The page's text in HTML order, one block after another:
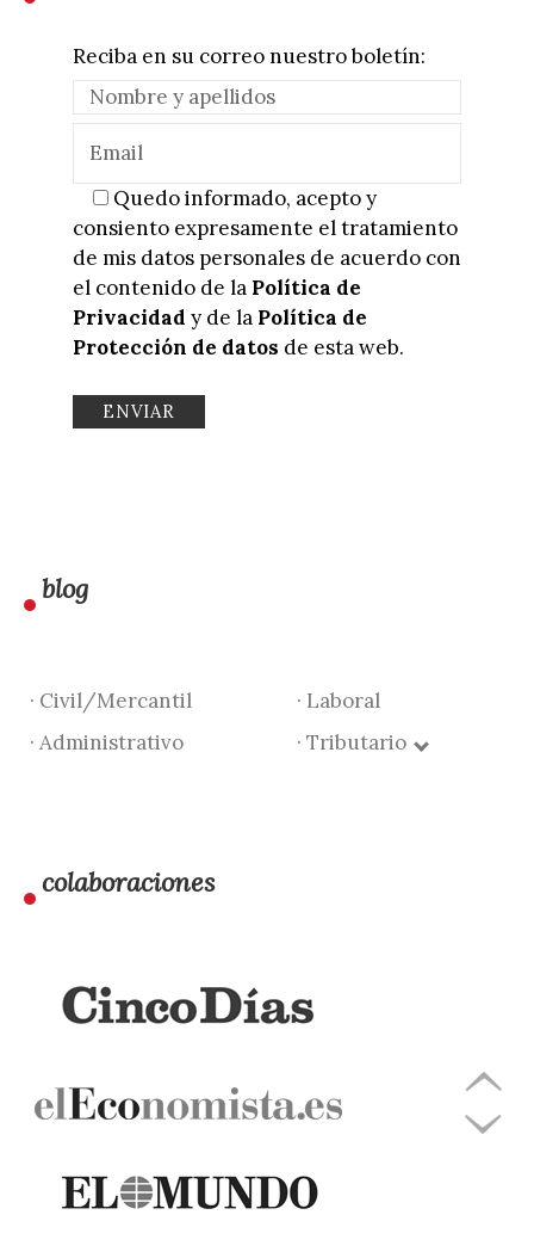
Reciba en su correo nuestro boletín:
Quedo informado, acepto y
consiento expresamente el tratamiento
de mis datos personales de acuerdo con
el contenido de la Política de
Privacidad y de la Política de
Protección de datos de esta web.
blog
· Civil/Mercantil
· Laboral
· Administrativo
· Tributario
colaboraciones